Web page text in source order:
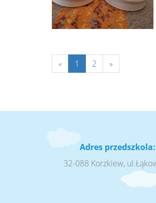
« 1 2 »
Adres przedszkola:
32-088 Korzkiew,